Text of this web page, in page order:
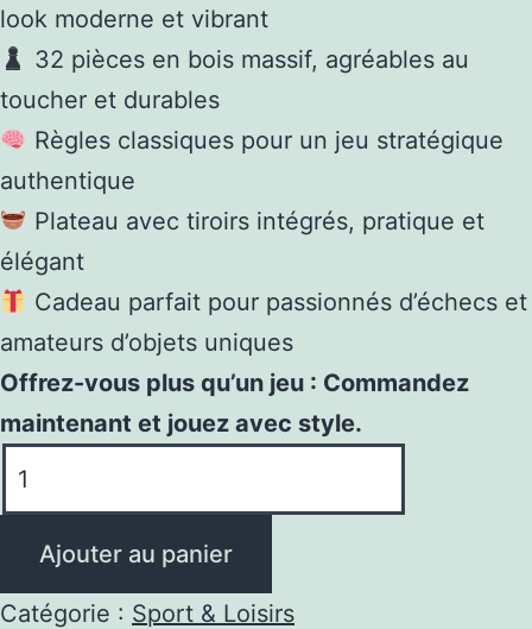
look moderne et vibrant
32 pièces en bois massif, agréables au
toucher et durables
Règles classiques pour un jeu stratégique
authentique
Plateau avec tiroirs intégrés, pratique et
élégant
Cadeau parfait pour passionnés d’échecs et
amateurs d’objets uniques
Offrez-vous plus qu’un jeu : Commandez
maintenant et jouez avec style.
de
d'Échec
Design
Ajouter au panier
Catégorie : Sport & Loisirs